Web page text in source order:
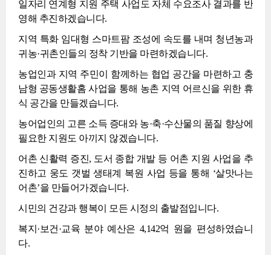
일자리 연계형 지원 주택 사업도 자체 수요조사 결과를 반
영해 추진하겠습니다.
지역 특화 임대형 스마트팜 조성에 속도를 내며 청년농과
귀농·귀촌인들의 정착 기반을 마련하겠습니다.
농업인과 지역 주민이 함께하는 협업 공간을 마련하고 충
남형 공동생활홈 사업을 통해 농촌 지역 어르신을 위한 휴
식 공간을 만들겠습니다.
농어업인의 고른 소득 증대와 농·축·수산물의 품질 향상에
필요한 지원도 아끼지 않겠습니다.
어촌 신활력 증진, 도서 종합 개발 등 어촌 지원 사업을 추
진하고 웅도 갯벌 생태계 복원 사업 등을 통해 ‘살맛나는
어촌’을 만들어가겠습니다.
시민의 건강과 행복이 모든 시정의 출발점입니다.
복지·보건·교육 분야 예산은 4,142억 원을 편성하였습니
다.